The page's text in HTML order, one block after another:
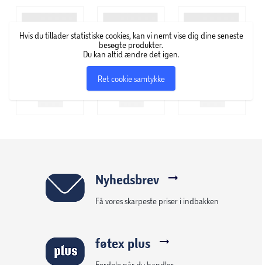
Hvis du tillader statistiske cookies, kan vi nemt vise dig dine seneste
besøgte produkter.
Du kan altid ændre det igen.
Ret cookie samtykke
Nyhedsbrev
Få vores skarpeste priser i indbakken
føtex plus